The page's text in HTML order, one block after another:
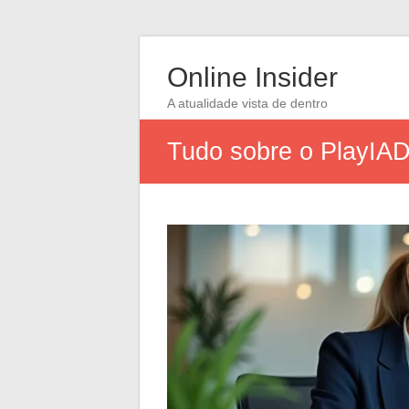
Online Insider
A atualidade vista de dentro
Tudo sobre o